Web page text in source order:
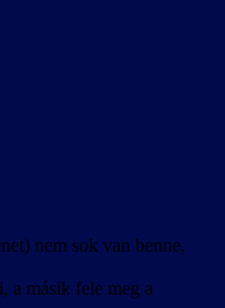
nem sok van benne,
a másik fele meg a